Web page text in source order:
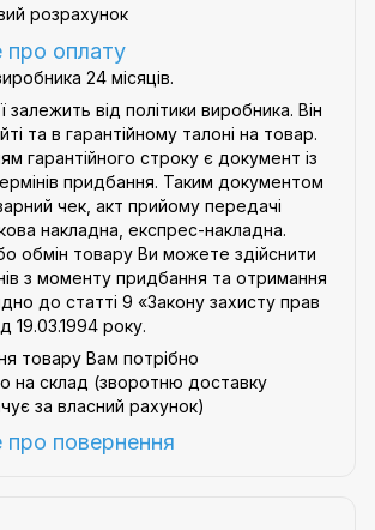
розрахунок
про оплату
24 місяців.
залежить від політики виробника. Він
та в гарантійному талоні на товар.
гарантійного строку є документ із
придбання. Таким документом
чек, акт прийому передачі
накладна, експрес-накладна.
обмін товару Ви можете здійснити
з моменту придбання та отримання
до статті 9 «Закону захисту прав
19.03.1994 року.
товару Вам потрібно
на склад (зворотню доставку
за власний рахунок)
про повернення